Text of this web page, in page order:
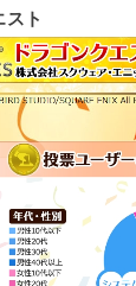
スト